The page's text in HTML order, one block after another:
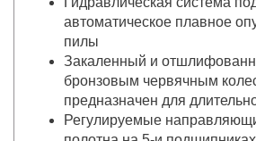
автоматическое плавное
пилы
Закаленный и
бронзовым червячным
предназначен для
Регулируемые